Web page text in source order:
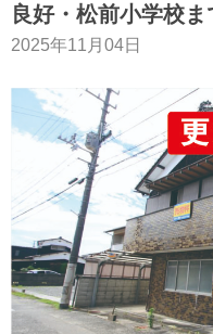
良好・松前小学校
2025年11月04日